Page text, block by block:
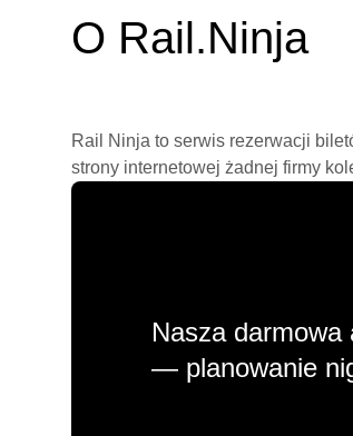
O Rail.Ninja
Rail Ninja to serwis rezerwacji
strony internetowej żadnej firmy
Nasza
— planowanie